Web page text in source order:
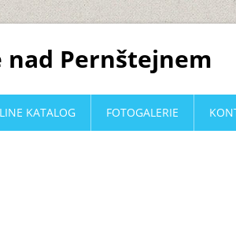
Pernštejnem
KATALOG FOTOGALERIE